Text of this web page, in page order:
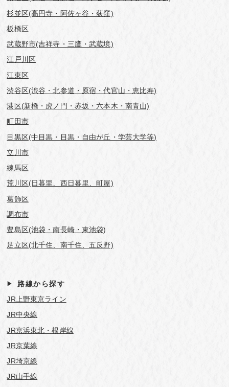
杉並区(高円寺・阿佐ヶ谷・荻窪)
板橋区
武蔵野市(吉祥寺・三鷹・武蔵境)
江戸川区
江東区
渋谷区(渋谷・北参道・原宿・代官山・恵比寿)
港区(新橋・虎ノ門・赤坂・六本木・南青山)
町田市
目黒区(中目黒・目黒・自由が丘・学芸⼤学等)
立川市
練馬区
荒川区(日暮里、西日暮里、町屋)
葛飾区
調布市
豊島区(池袋・南長崎・東池袋)
足立区(北千住、南千住、五反野)
路線から探す
JR上野東京ライン
JR中央線
JR京浜東北・根岸線
JR京葉線
JR埼京線
JR山手線